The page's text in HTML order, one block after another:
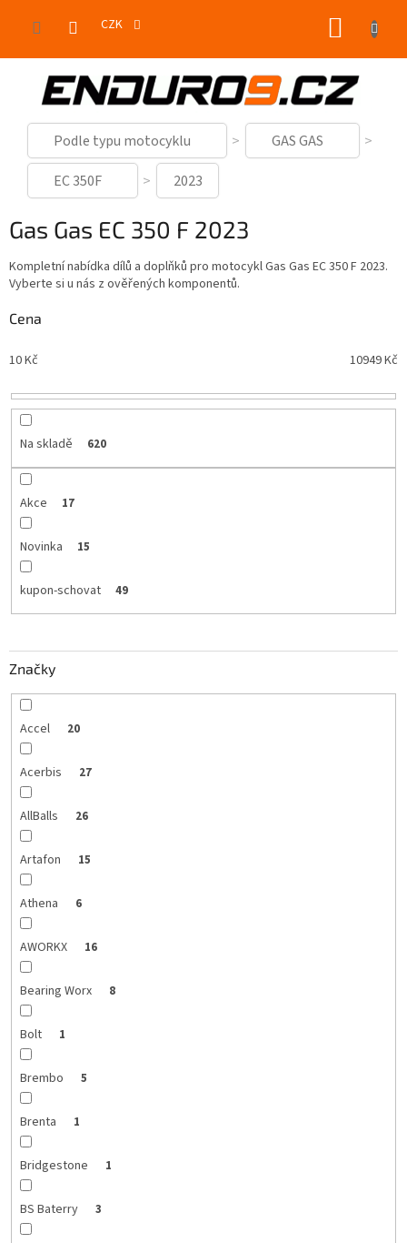
CZK
Podle typu motocyklu
GAS GAS
EC 350F
2023
Gas Gas EC 350 F 2023
Kompletní nabídka dílů a doplňků pro motocykl Gas Gas EC 350 F 2023.
Vyberte si u nás z ověřených komponentů.
Cena
10Kč 10949Kč
Na skladě 620
Akce 17
Novinka 15
kupon-schovat 49
Značky
Accel 20
Acerbis 27
AllBalls 26
Artafon 15
Athena 6
AWORKX 16
Bearing Worx 8
Bolt 1
Brembo 5
Brenta 1
Bridgestone 1
BS Baterry 3